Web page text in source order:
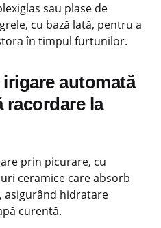
sau plase de
cu bază lată, pentru a
în timpul furtunilor.
automată
racordare la
prin picurare, cu
ceramice care absorb
asigurând hidratare
curentă.